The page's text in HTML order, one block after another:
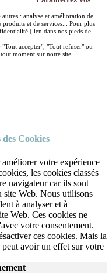
autres : analyse et amélioration de
et de services... Pour plus
(lien dans nos pieds de
accepter", "Tout refuser" ou
moment sur notre site.
Cookies
votre expérience
les cookies classés
navigateur car ils sont
site Web. Nous utilisons
à analyser et à
Web. Ces cookies ne
votre consentement.
ces cookies. Mais la
peut avoir un effet sur votre